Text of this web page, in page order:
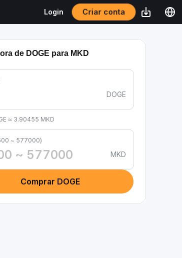
Login Criar conta
de DOGE para MKD
DOGE
≈ 3.90455 MKD
~ 577000)
MKD
Comprar DOGE